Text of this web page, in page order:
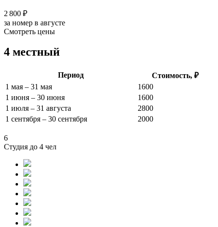
2 800 ₽
за номер в августе
Смотреть цены
4 местный
Период
Стоимость, ₽
1 мая – 31 мая
1600
1 июня – 30 июня
1600
1 июля – 31 августа
2800
1 сентября – 30 сентября
2000
6
Студия до 4 чел